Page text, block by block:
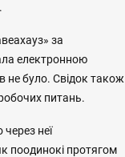
за
електронною
не було. Свідок також
питань.
неї
поодинокі протягом